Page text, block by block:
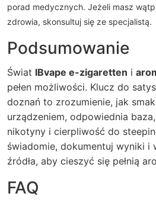
porad medycznych. Jeżeli masz
zdrowia, skonsultuj się ze specjalistą.
Podsumowanie
Świat IBvape e-zigaretten i
pełen możliwości. Klucz do
doznań to zrozumienie, jak
urządzeniem, odpowiednia
nikotyny i cierpliwość do
świadomie, dokumentuj wyniki i
źródła, aby cieszyć się pełnią
FAQ